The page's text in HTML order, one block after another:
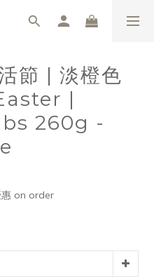
節 | 淡橙色
|
260g -
惠 on order